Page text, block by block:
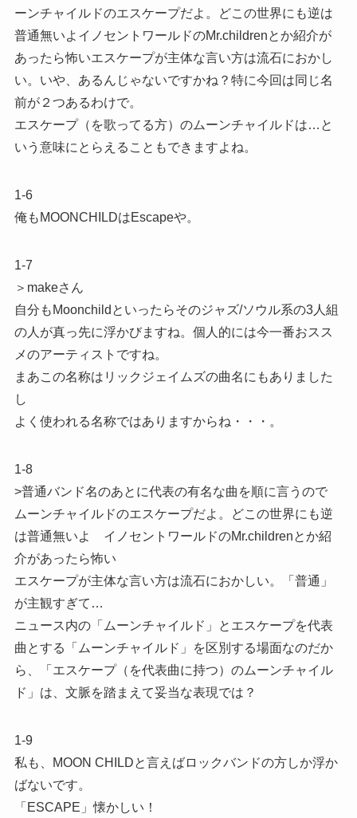
ーンチャイルドのエスケープだよ。どこの世界にも逆は
普通無いよイノセントワールドのMr.childrenとか紹介が
あったら怖いエスケープが主体な言い方は流石におかし
い。いや、あるんじゃないですかね？特に今回は同じ名
前が２つあるわけで。
エスケープ（を歌ってる方）のムーンチャイルドは…と
いう意味にとらえることもできますよね。
1-6
俺もMOONCHILDはEscapeや。
1-7
＞makeさん
自分もMoonchildといったらそのジャズ/ソウル系の3人組
の人が真っ先に浮かびますね。個人的には今一番おスス
メのアーティストですね。
まあこの名称はリックジェイムズの曲名にもありました
し
よく使われる名称ではありますからね・・・。
1-8
>普通バンド名のあとに代表の有名な曲を順に言うので
ムーンチャイルドのエスケープだよ。どこの世界にも逆
は普通無いよ イノセントワールドのMr.childrenとか紹
介があったら怖い
エスケープが主体な言い方は流石におかしい。「普通」
が主観すぎて…
ニュース内の「ムーンチャイルド」とエスケープを代表
曲とする「ムーンチャイルド」を区別する場面なのだか
ら、「エスケープ（を代表曲に持つ）のムーンチャイル
ド」は、文脈を踏まえて妥当な表現では？
1-9
私も、MOON CHILDと言えばロックバンドの方しか浮か
ばないです。
「ESCAPE」懐かしい！